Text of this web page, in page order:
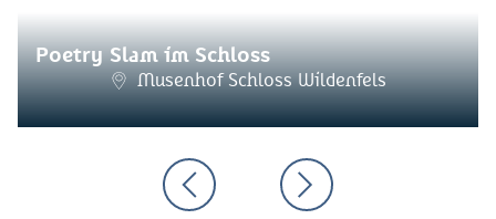
Poetry Slam im Schloss
Musenhof Schloss Wildenfels